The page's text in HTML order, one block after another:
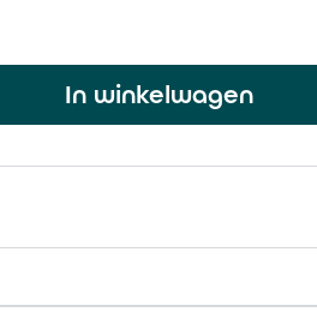
In winkelwagen